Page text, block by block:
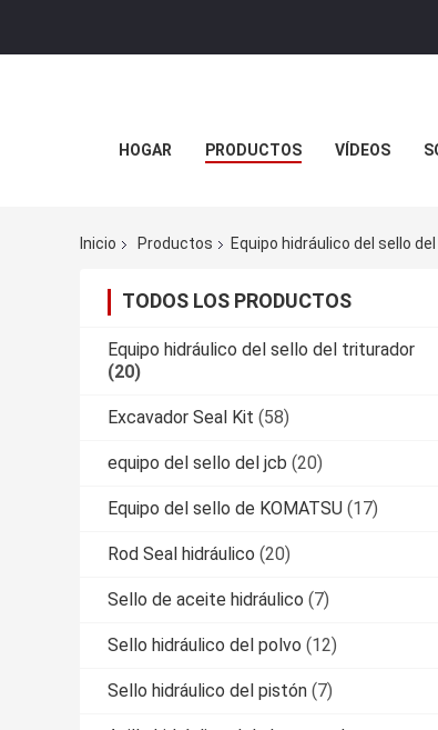
HOGAR PRODUCTOS VÍDEOS
Inicio Productos Equipo hidráulico del sello
TODOS LOS PRODUCTOS
Equipo hidráulico del sello del triturador
(20)
Excavador Seal Kit (58)
equipo del sello del jcb (20)
Equipo del sello de KOMATSU (17)
Rod Seal hidráulico (20)
Sello de aceite hidráulico (7)
Sello hidráulico del polvo (12)
Sello hidráulico del pistón (7)